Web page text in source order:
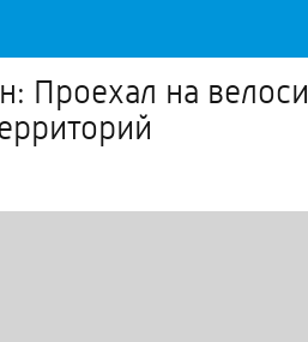
Проехал на